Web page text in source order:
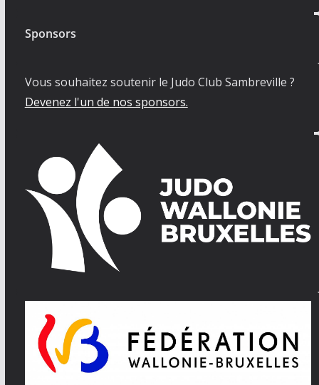
Sponsors
Vous souhaitez soutenir le Judo Club Sambreville ?
Devenez l'un de nos sponsors.